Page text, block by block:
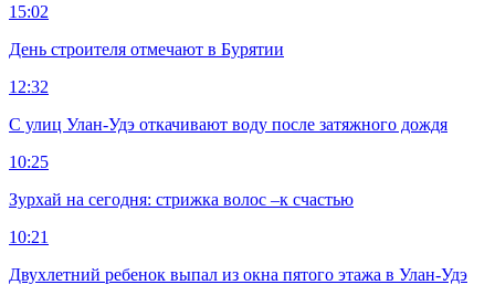
15:02
День строителя отмечают в Бурятии
12:32
С улиц Улан-Удэ откачивают воду после затяжного дождя
10:25
Зурхай на сегодня: стрижка волос –к счастью
10:21
Двухлетний ребенок выпал из окна пятого этажа в Улан-Удэ